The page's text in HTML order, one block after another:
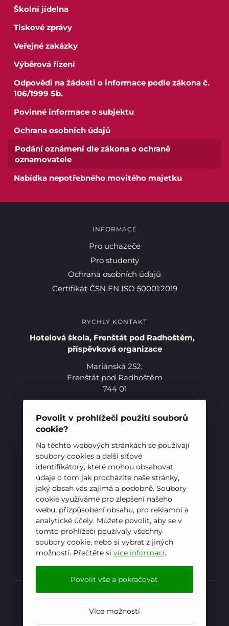
Povolit v prohlížeči použití souborů
cookie?
Na těchto webových stránkách se používají
soubory cookies a další síťové
identifikátory, které mohou obsahovat
údaje o tom jak procházíte naše stránky,
jaký obsah vás zajímá a podobně. Soubory
cookie využíváme pro zlepšení našeho
webu, přizpůsobení obsahu, pro reklamní a
analytické účely. Můžete povolit, aby se v
tomto prohlížeči používaly všechny
soubory cookie, nebo si vybrat z jiných
možností. Přečtěte si více informací.
Povolit vše a pokračovat
Více možností
Školní jídelna
Tiskové zprávy
Veřejné zakázky
Výběrová řízení
Odpovědi na žádosti o informace podle zákona č.
106/1999 Sb.
Povinné informace o subjektu
Ochrana osobních údajů
Podání oznámení dle zákona o ochraně
oznamovatele
Nabídka nepotřebného movitého majetku
INFORMACE
Pro uchazeče
Pro studenty
Ochrana osobních údajů
Certifikát ČSN EN ISO 50001:2019
RYCHLÝ KONTAKT
Hotelová škola, Frenštát pod Radhoštěm,
příspěvková organizace
Mariánská 252,
Frenštát pod Radhoštěm
744 01
E-mail:sekretariat@hotelovkafren.cz
Datová schránka: bc5jrez
Hotelová škola, Frenštát pod Radhoštěm je
příspěvkovou organizací zřizovanou
Moravskoslezským krajem
Powered byiCARD:CMS